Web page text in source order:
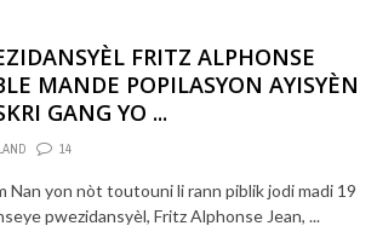
FRITZ ALPHONSE
MANDE POPILASYON AYISYÈN
GANG YO ...
14
Nan yon nòt toutouni li rann piblik jodi madi 19
pwezidansyèl, Fritz Alphonse Jean, ...